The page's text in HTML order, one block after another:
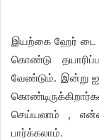
இயற்கை ஹேர் டை
கொண்டு
வேண்டும். இன்று
செய்யலாம் ,
பார்க்கலாம்.